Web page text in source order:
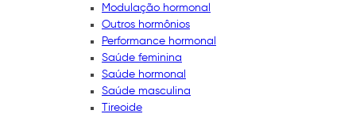
Modulação hormonal
Outros hormônios
Performance hormonal
Saúde feminina
Saúde hormonal
Saúde masculina
Tireoide